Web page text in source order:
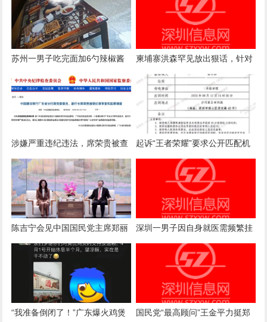
苏州一男子吃完面加6勺辣椒酱
被店主曝光，店主回应：气愤，
曝光的本意是希望不要浪费
柬埔寨洪森罕见放出狠话，针对
国内电诈产业下达终极清剿指
令，要求彻查涉案官员
涉嫌严重违纪违法，席荣贵被查
起诉“王者荣耀”要求公开匹配机
制案一审诉求被驳回，法院：属
商业秘密，公开或导致被滥用
陈吉宁会见中国国民党主席郑丽
文
深圳一男子因自身就医需频繁挂
号，自学编写抢号脚本，发
现“商机”后与妻子分工合作，代
抢各大医院号源，涉案金额超57
万元，二人均获刑
“我准备倒闭了！”广东爆火鸡煲
国民党“最高顾问”王金平力挺郑